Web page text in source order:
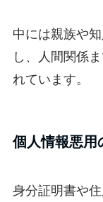
中には親族や
し、人間関係
れています。
個人情報悪用
身分証明書や